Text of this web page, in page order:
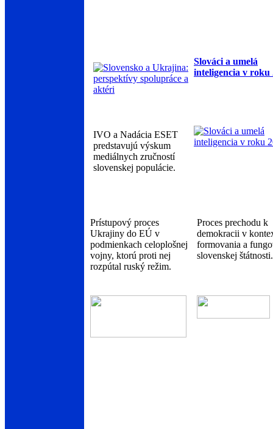
Slováci a umelá
inteligencia v roku
IVO a Nadácia ESET
predstavujú výskum
mediálnych zručností
slovenskej populácie.
Prístupový proces
Ukrajiny do EÚ v
podmienkach celoplošnej
vojny, ktorú proti nej
rozpútal ruský režim.
Proces prechodu k
demokracii v
formovania a
slovenskej štátnosti.